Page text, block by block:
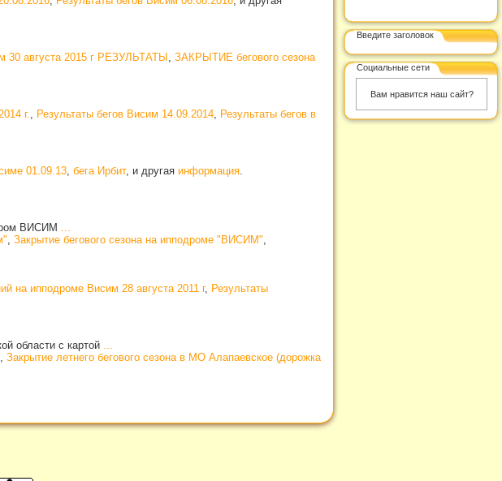
30 августа 2015 г РЕЗУЛЬТАТЫ , ЗАКРЫТИЕ бегового сезона
г., Результаты бегов Висим 14.09.2014, Результаты бегов в
01.09.13, бега Ирбит, и другая информация.
ВИСИМ ...
, Закрытие бегового сезона на ипподроме "ВИСИМ",
на ипподроме Висим 28 августа 2011 г, Результаты
области с картой ...
, Закрытие летнего бегового сезона в МО Алапаевское (дорожка
Введите заголовок
Социальные сети
Вам нравится наш сайт?